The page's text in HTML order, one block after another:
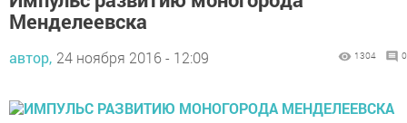
Менделеевска
автор, 24 ноября 2016 - 12:09 1304 0